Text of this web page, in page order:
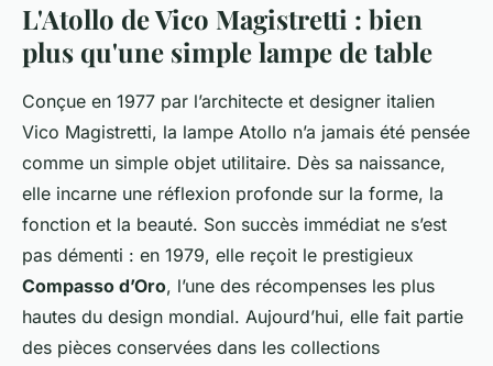
L'Atollo de Vico Magistretti : bien
plus qu'une simple lampe de table
Conçue en 1977 par l’architecte et designer italien
Vico Magistretti, la lampe Atollo n’a jamais été pensée
comme un simple objet utilitaire. Dès sa naissance,
elle incarne une réflexion profonde sur la forme, la
fonction et la beauté. Son succès immédiat ne s’est
pas démenti : en 1979, elle reçoit le prestigieux
Compasso d’Oro, l’une des récompenses les plus
hautes du design mondial. Aujourd’hui, elle fait partie
des pièces conservées dans les collections